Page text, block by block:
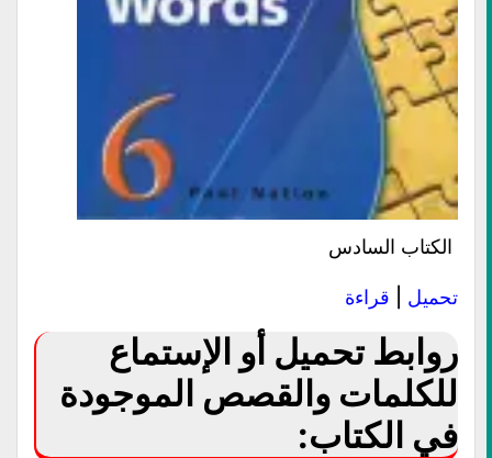
الكتاب السادس
تحميل قراءة
روابط تحميل أو الإستماع
للكلمات والقصص الموجودة
في الكتاب: